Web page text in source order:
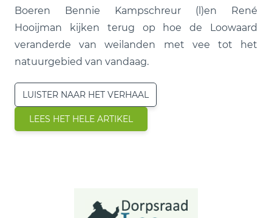
Boeren Bennie Kampschreur (l)en René
Hooijman kijken terug op hoe de Loowaard
veranderde van weilanden met vee tot het
natuurgebied van vandaag.
LUISTER NAAR HET VERHAAL
LEES HET HELE ARTIKEL